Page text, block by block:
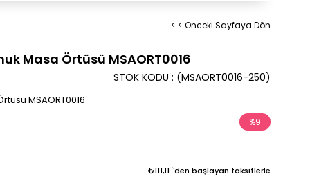
< < Önceki Sayfaya Dön
Masa Örtüsü MSAORT0016
(MSAORT0016-250)
STOK KODU
MSAORT0016
%9
₺111,11 `den başlayan taksitlerle